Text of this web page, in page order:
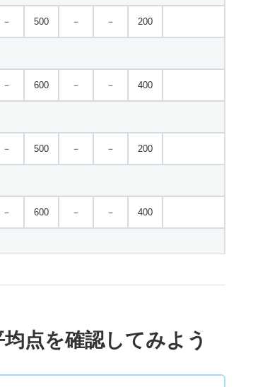
－ 500 － － 200
－ 600 － － 400
－ 500 － － 200
－ 600 － － 400
点を確認してみよう